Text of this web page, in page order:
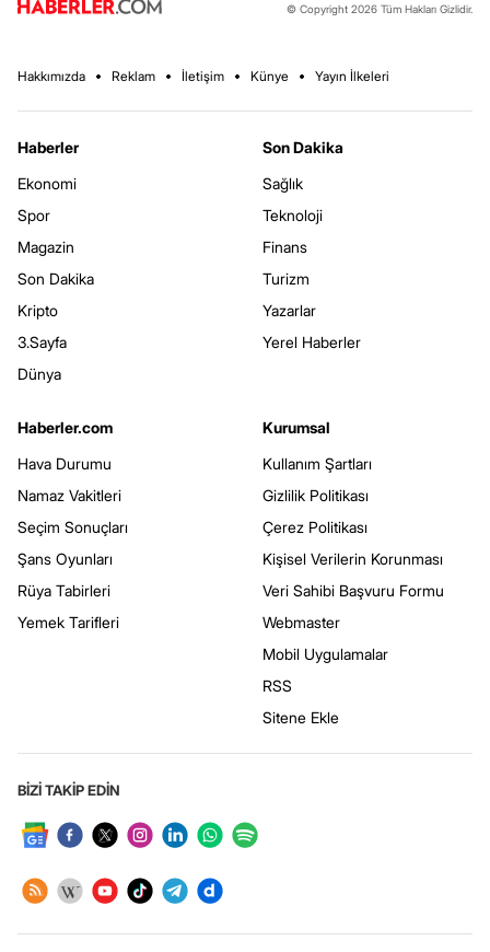
© Copyright 2026 Tüm Hakları Gizlidir.
Hakkımızda Reklam İletişim Künye Yayın İlkeleri
Haberler
Ekonomi
Spor
Magazin
Son Dakika
Kripto
3.Sayfa
Dünya
Son Dakika
Sağlık
Teknoloji
Finans
Turizm
Yazarlar
Yerel Haberler
Haberler.com
Hava Durumu
Namaz Vakitleri
Seçim Sonuçları
Şans Oyunları
Rüya Tabirleri
Yemek Tarifleri
Kurumsal
Kullanım Şartları
Gizlilik Politikası
Çerez Politikası
Kişisel Verilerin Korunması
Veri Sahibi Başvuru Formu
Webmaster
Mobil Uygulamalar
RSS
Sitene Ekle
BİZİ TAKİP EDİN